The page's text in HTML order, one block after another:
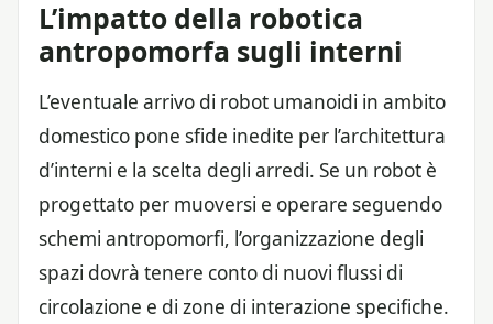
L’impatto della robotica
antropomorfa sugli interni
L’eventuale arrivo di robot umanoidi in ambito
domestico pone sfide inedite per l’architettura
d’interni e la scelta degli arredi. Se un robot è
progettato per muoversi e operare seguendo
schemi antropomorfi, l’organizzazione degli
spazi dovrà tenere conto di nuovi flussi di
circolazione e di zone di interazione specifiche.